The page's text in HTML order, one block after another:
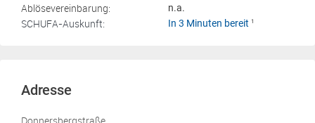
Ablösevereinbarung: n.a.
SCHUFA-Auskunft: In 3 Minuten bereit 1
Adresse